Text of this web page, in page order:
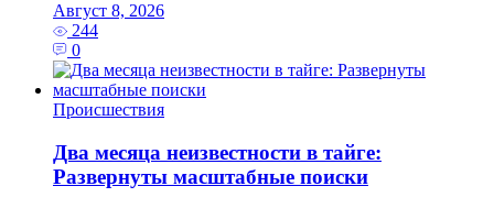
Август 8, 2026
244
0
Происшествия
Два месяца неизвестности в тайге:
Развернуты масштабные поиски